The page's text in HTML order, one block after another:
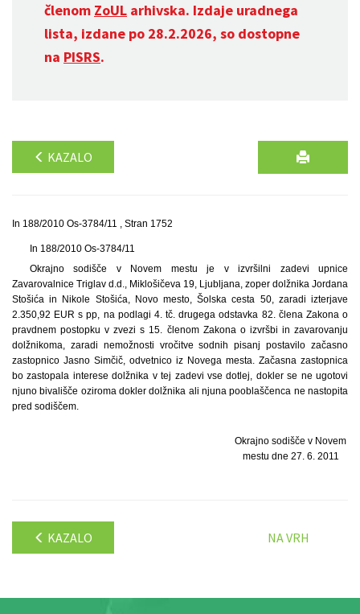
členom ZoUL arhivska. Izdaje uradnega
lista, izdane po 28.2.2026, so dostopne
na PISRS.
KAZALO
In 188/2010 Os-3784/11 , Stran 1752
In 188/2010 Os-3784/11
Okrajno sodišče v Novem mestu je v izvršilni zadevi upnice
Zavarovalnice Triglav d.d., Miklošičeva 19, Ljubljana, zoper dolžnika Jordana
Stošića in Nikole Stošića, Novo mesto, Šolska cesta 50, zaradi izterjave
2.350,92 EUR s pp, na podlagi 4. tč. drugega odstavka 82. člena Zakona o
pravdnem postopku v zvezi s 15. členom Zakona o izvršbi in zavarovanju
dolžnikoma, zaradi nemožnosti vročitve sodnih pisanj postavilo začasno
zastopnico Jasno Simčič, odvetnico iz Novega mesta. Začasna zastopnica
bo zastopala interese dolžnika v tej zadevi vse dotlej, dokler se ne ugotovi
njuno bivališče oziroma dokler dolžnika ali njuna pooblaščenca ne nastopita
pred sodiščem.
Okrajno sodišče v Novem
mestu dne 27. 6. 2011
KAZALO NA VRH